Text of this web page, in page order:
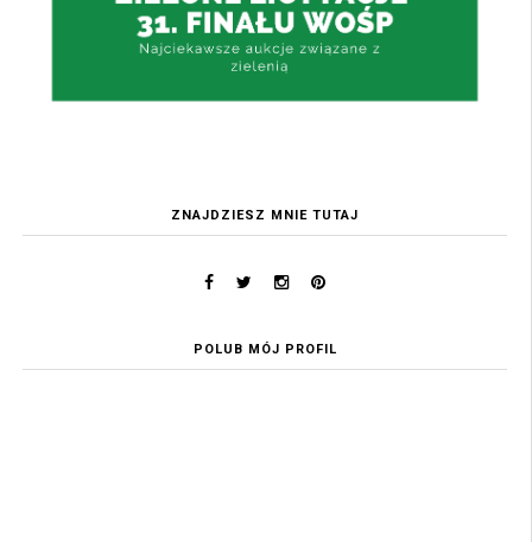
ZNAJDZIESZ MNIE TUTAJ
POLUB MÓJ PROFIL